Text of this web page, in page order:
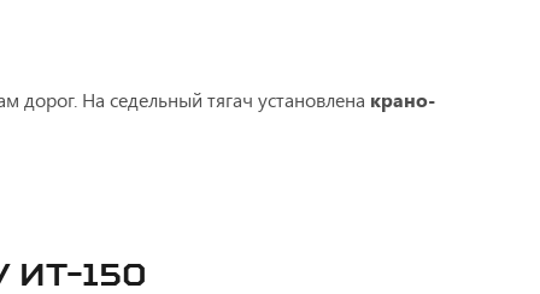
дорог. На седельный тягач установлена крано-
ИТ-150